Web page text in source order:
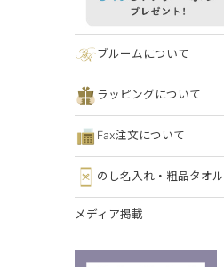
ブルームについて
ラッピングについて
Fax注文について
のし名入れ・粗品タオル
メディア掲載